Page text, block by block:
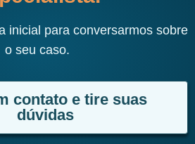
inicial para conversarmos sobre
o seu caso.
contato e tire suas
dúvidas